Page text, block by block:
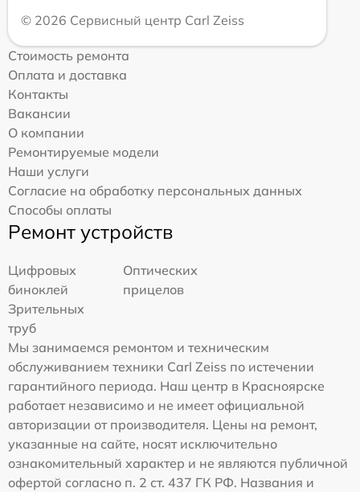
© 2026 Сервисный центр Carl Zeiss
Стоимость ремонта
Оплата и доставка
Контакты
Вакансии
О компании
Ремонтируемые модели
Наши услуги
Согласие на обработку персональных данных
Способы оплаты
Ремонт устройств
Цифровых
биноклей
Оптических
прицелов
Зрительных
труб
Мы занимаемся ремонтом и техническим
обслуживанием техники Carl Zeiss по истечении
гарантийного периода. Наш центр в Красноярске
работает независимо и не имеет официальной
авторизации от производителя. Цены на ремонт,
указанные на сайте, носят исключительно
ознакомительный характер и не являются публичной
офертой согласно п. 2 ст. 437 ГК РФ. Названия и